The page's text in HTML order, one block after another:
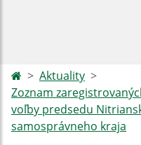
Aktuality
Zoznam
voľby predsedu
samosprávneho kraja